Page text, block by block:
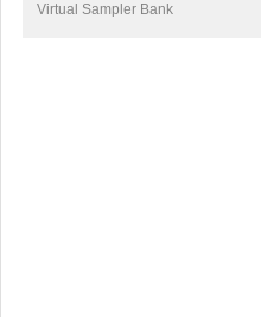
Virtual Sampler Bank